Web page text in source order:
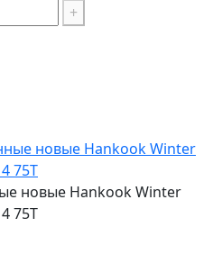
+
новые Hankook Winter
75T